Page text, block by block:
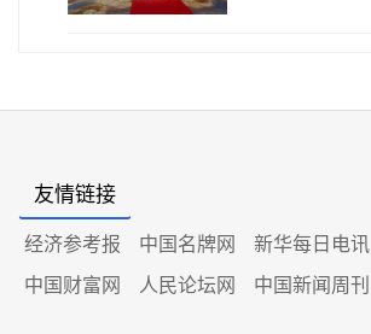
友情链接
经济参考报 中国名牌网 新华每日电讯
中国财富网
人民论坛网 中国新闻周刊